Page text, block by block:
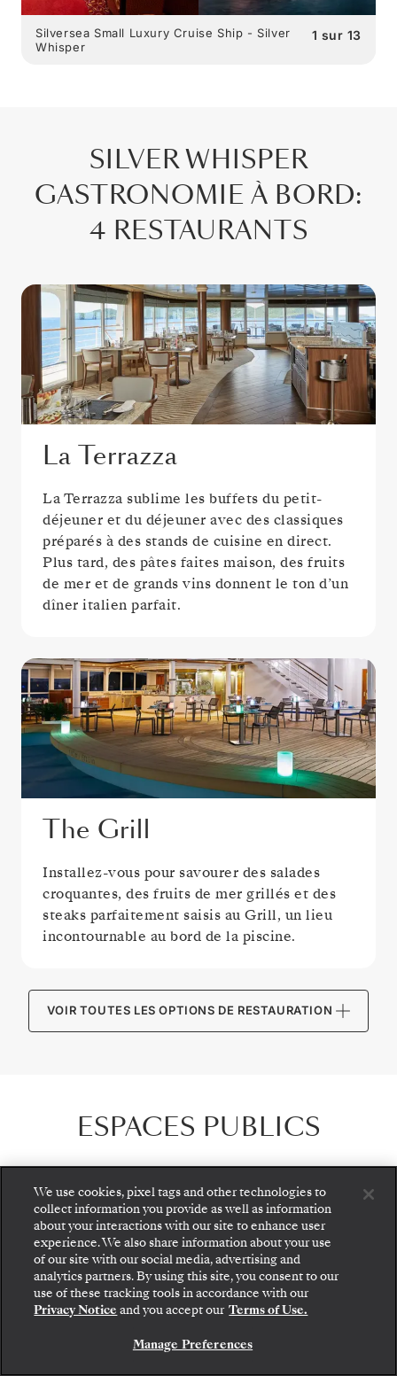
1 sur 13
Silversea Small Luxury Cruise Ship - Silver
Whisper
SILVER WHISPER
GASTRONOMIE À BORD:
4 RESTAURANTS
La Terrazza
La Terrazza sublime les buffets du petit-
déjeuner et du déjeuner avec des classiques
préparés à des stands de cuisine en direct.
Plus tard, des pâtes faites maison, des fruits
de mer et de grands vins donnent le ton d’un
dîner italien parfait.
The Grill
Installez-vous pour savourer des salades
croquantes, des fruits de mer grillés et des
steaks parfaitement saisis au Grill, un lieu
incontournable au bord de la piscine.
VOIR TOUTES LES OPTIONS DE RESTAURATION
ESPACES PUBLICS
We use cookies, pixel tags and other technologies to
collect information you provide as well as information
about your interactions with our site to enhance user
experience. We also share information about your use
of our site with our social media, advertising and
analytics partners. By using this site, you consent to our
use of these tracking tools in accordance with our
Privacy Notice and you accept our Terms of Use.
Manage Preferences